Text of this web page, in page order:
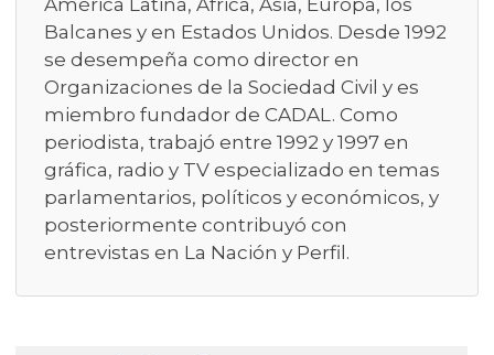
Balcanes y en Estados Unidos. Desde 1992
se desempeña como director en
Organizaciones de la Sociedad Civil y es
miembro fundador de CADAL. Como
periodista, trabajó entre 1992 y 1997 en
gráfica, radio y TV especializado en temas
parlamentarios, políticos y económicos, y
posteriormente contribuyó con
entrevistas en La Nación y Perfil.